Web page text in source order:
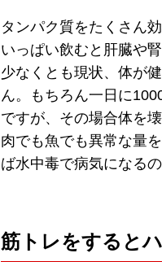
タンパク質をたくさん
いっぱい飲むと肝臓や
少なくとも現状、体が
ん。もちろん一日に
ですが、その場合体を
肉でも魚でも異常な量
ば水中毒で病気になるの
筋トレをすると